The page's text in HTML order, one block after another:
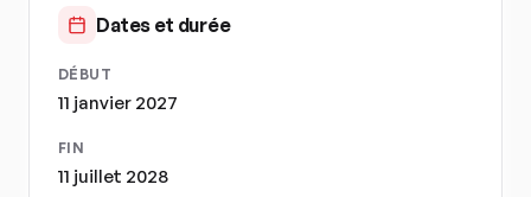
Dates et durée
DÉBUT
11 janvier 2027
FIN
11 juillet 2028